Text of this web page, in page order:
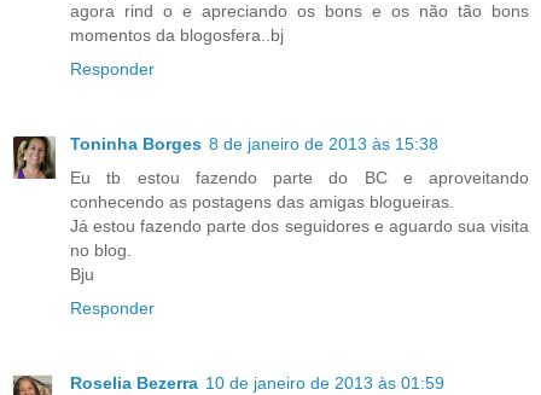
agora rind o e apreciando os bons e os não tão bons
momentos da blogosfera..bj
Responder
Toninha Borges 8 de janeiro de 2013 às 15:38
Eu tb estou fazendo parte do BC e aproveitando
conhecendo as postagens das amigas blogueiras.
Já estou fazendo parte dos seguidores e aguardo sua visita
no blog.
Bju
Responder
Roselia Bezerra 10 de janeiro de 2013 às 01:59